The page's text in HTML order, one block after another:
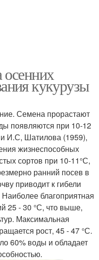
осенних
кукурузы
Семена прорастают
появляются при 10-12
И.С, Шатилова (1959),
жизнеспособных
сортов при 10-11°С,
ранний посев в
приводит к гибели
благоприятная
25 - 30 °С, что выше,
Максимальная
рост, 45 - 47 °С.
60% воды и обладает